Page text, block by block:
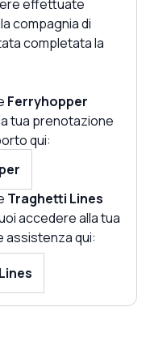
effettuate
compagnia di
completata la
Ferryhopper
tua prenotazione
qui:
Traghetti Lines
accedere alla tua
assistenza qui: